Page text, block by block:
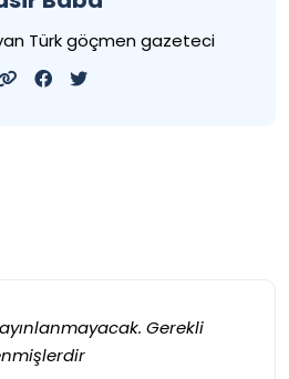
Türk göçmen gazeteci
Gerekli